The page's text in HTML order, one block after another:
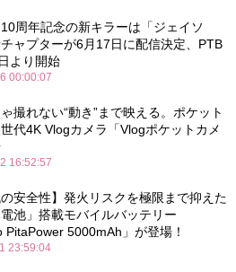
10周年記念の新キラーは「ジェイソ
ャプターが6月17日に配信決定、PTB
より開始
00:00:07
撮れない“動き”まで映える。ポケット
代4K Vlogカメラ「Vlogポケットカメ
16:52:57
の安全性】発火リスクを極限まで抑えた
電池」搭載モバイルバッテリー
PitaPower 5000mAh」が登場！
23:59:04